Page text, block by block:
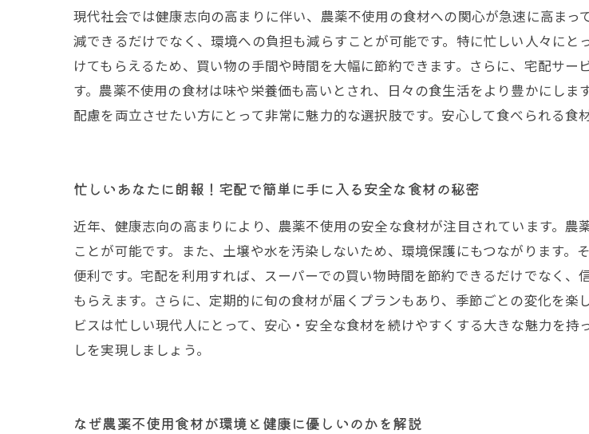
現代社会では健康志向の高まりに伴い、農薬不使用の食材への関心が急速に高ま
減できるだけでなく、環境への負担も減らすことが可能です。特に忙しい人々に
けてもらえるため、買い物の手間や時間を大幅に節約できます。さらに、宅配サ
す。農薬不使用の食材は味や栄養価も高いとされ、日々の食生活をより豊かにし
配慮を両立させたい方にとって非常に魅力的な選択肢です。安心して食べられる食
忙しいあなたに朗報！宅配で簡単に手に入る安全な食材の秘密
近年、健康志向の高まりにより、農薬不使用の安全な食材が注目されています。
ことが可能です。また、土壌や水を汚染しないため、環境保護にもつながります
便利です。宅配を利用すれば、スーパーでの買い物時間を節約できるだけでなく
もらえます。さらに、定期的に旬の食材が届くプランもあり、季節ごとの変化を
ビスは忙しい現代人にとって、安心・安全な食材を続けやすくする大きな魅力を
しを実現しましょう。
なぜ農薬不使用食材が環境と健康に優しいのかを解説